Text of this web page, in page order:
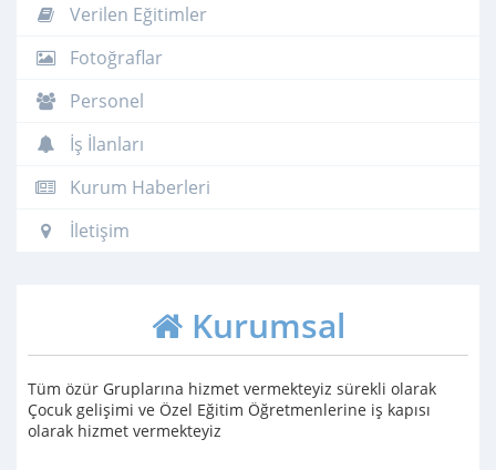
Verilen Eğitimler
Fotoğraflar
Personel
İş İlanları
Kurum Haberleri
İletişim
Kurumsal
Tüm özür Gruplarına hizmet vermekteyiz sürekli olarak
Çocuk gelişimi ve Özel Eğitim Öğretmenlerine iş kapısı
olarak hizmet vermekteyiz